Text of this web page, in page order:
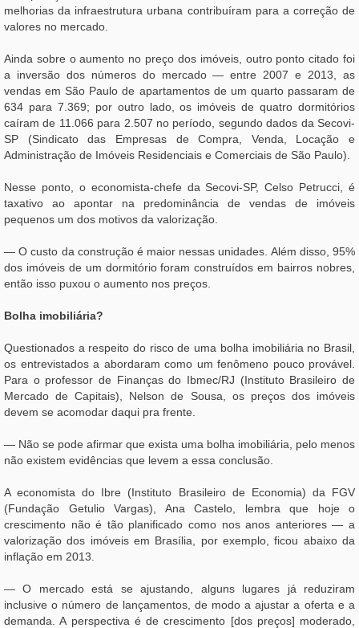
melhorias da infraestrutura urbana contribuíram para a correção de
valores no mercado.
Ainda sobre o aumento no preço dos imóveis, outro ponto citado foi
a inversão dos números do mercado — entre 2007 e 2013, as
vendas em São Paulo de apartamentos de um quarto passaram de
634 para 7.369; por outro lado, os imóveis de quatro dormitórios
caíram de 11.066 para 2.507 no período, segundo dados da Secovi-
SP (Sindicato das Empresas de Compra, Venda, Locação e
Administração de Imóveis Residenciais e Comerciais de São Paulo).
Nesse ponto, o economista-chefe da Secovi-SP, Celso Petrucci, é
taxativo ao apontar na predominância de vendas de imóveis
pequenos um dos motivos da valorização.
— O custo da construção é maior nessas unidades. Além disso, 95%
dos imóveis de um dormitório foram construídos em bairros nobres,
então isso puxou o aumento nos preços.
Bolha imobiliária?
Questionados a respeito do risco de uma bolha imobiliária no Brasil,
os entrevistados a abordaram como um fenômeno pouco provável.
Para o professor de Finanças do Ibmec/RJ (Instituto Brasileiro de
Mercado de Capitais), Nelson de Sousa, os preços dos imóveis
devem se acomodar daqui pra frente.
— Não se pode afirmar que exista uma bolha imobiliária, pelo menos
não existem evidências que levem a essa conclusão.
A economista do Ibre (Instituto Brasileiro de Economia) da FGV
(Fundação Getulio Vargas), Ana Castelo, lembra que hoje o
crescimento não é tão planificado como nos anos anteriores — a
valorização dos imóveis em Brasília, por exemplo, ficou abaixo da
inflação em 2013.
— O mercado está se ajustando, alguns lugares já reduziram
inclusive o número de lançamentos, de modo a ajustar a oferta e a
demanda. A perspectiva é de crescimento [dos preços] moderado,